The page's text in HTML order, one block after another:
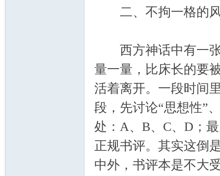
二、不拘一格的
西方神话中有一张
量一量，比床长的要
活着离开。一段时间
段，先讨论“思想性”
处：A、B、C、D；
正规书评。其实这倒
中外，书评本是不大